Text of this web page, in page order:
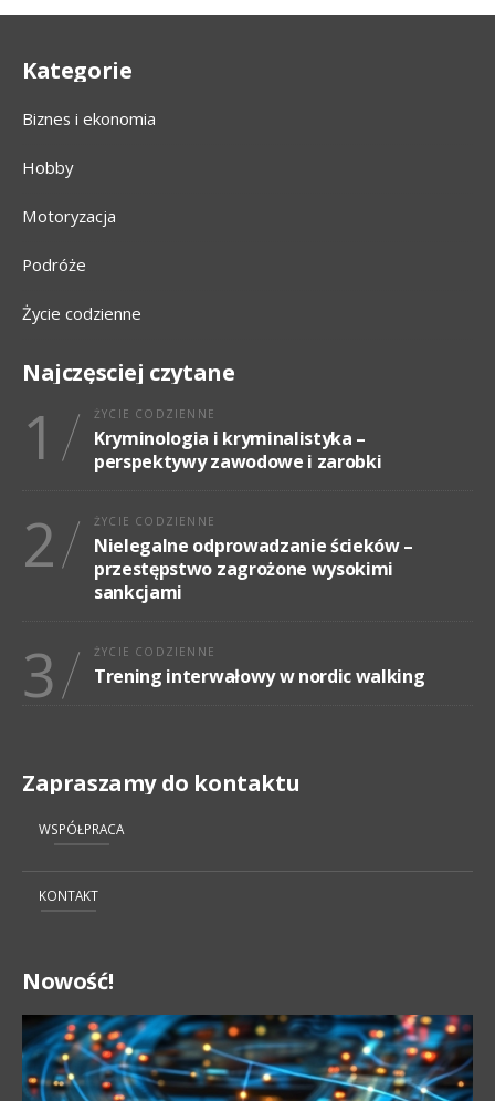
Kategorie
Biznes i ekonomia
Hobby
Motoryzacja
Podróże
Życie codzienne
Najczęsciej czytane
1 ŻYCIE CODZIENNE
Kryminologia i kryminalistyka –
perspektywy zawodowe i zarobki
2 ŻYCIE CODZIENNE
Nielegalne odprowadzanie ścieków –
przestępstwo zagrożone wysokimi
sankcjami
3 ŻYCIE CODZIENNE
Trening interwałowy w nordic walking
Zapraszamy do kontaktu
WSPÓŁPRACA
KONTAKT
Nowość!